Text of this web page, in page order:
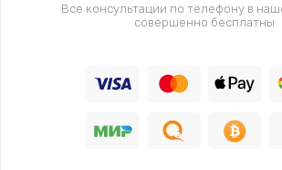
Все консультации по телефону в
совершенно бесплатны